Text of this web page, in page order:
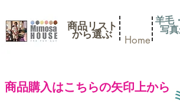
商品リスト
​から選ぶ Home
​商品購入はこちらの矢印上から
羊毛
写